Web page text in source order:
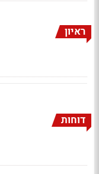
ראיון
דוחות